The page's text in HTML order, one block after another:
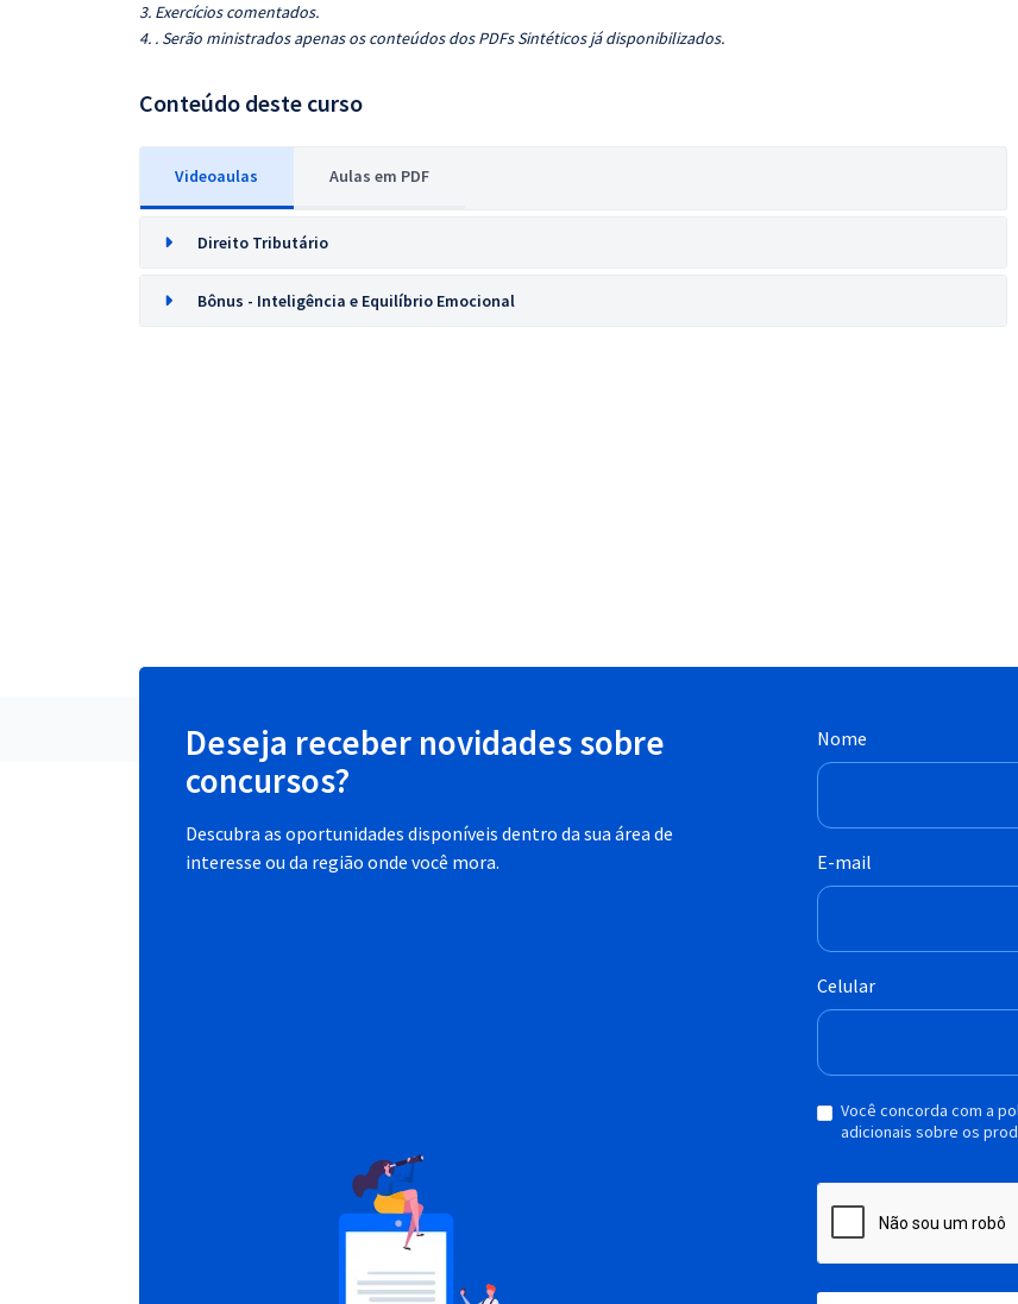
3. Exercícios comentados.
4. . Serão ministrados apenas os conteúdos dos PDFs Sintéticos já disponibilizados.
Conteúdo deste curso
Videoaulas Aulas em PDF
Direito Tributário
Bônus - Inteligência e Equilíbrio Emocional
Deseja receber novidades sobre
concursos?
Descubra as oportunidades disponíveis dentro da sua área de
interesse ou da região onde você mora.
Nome
E-mail
Celular
Você concorda com a
adicionais sobre os